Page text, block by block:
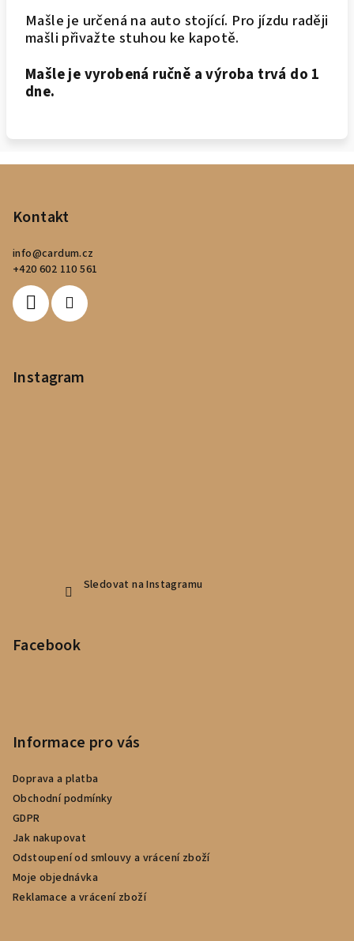
Mašle je určená na auto stojící. Pro jízdu raději
mašli přivažte stuhou ke kapotě.
Mašle je vyrobená ručně a výroba trvá do 1
dne.
Kontakt
info@cardum.cz
+420 602 110 561
Instagram
Sledovat na Instagramu
Facebook
Informace pro vás
Doprava a platba
Obchodní podmínky
GDPR
Jak nakupovat
Odstoupení od smlouvy a vrácení zboží
Moje objednávka
Reklamace a vrácení zboží